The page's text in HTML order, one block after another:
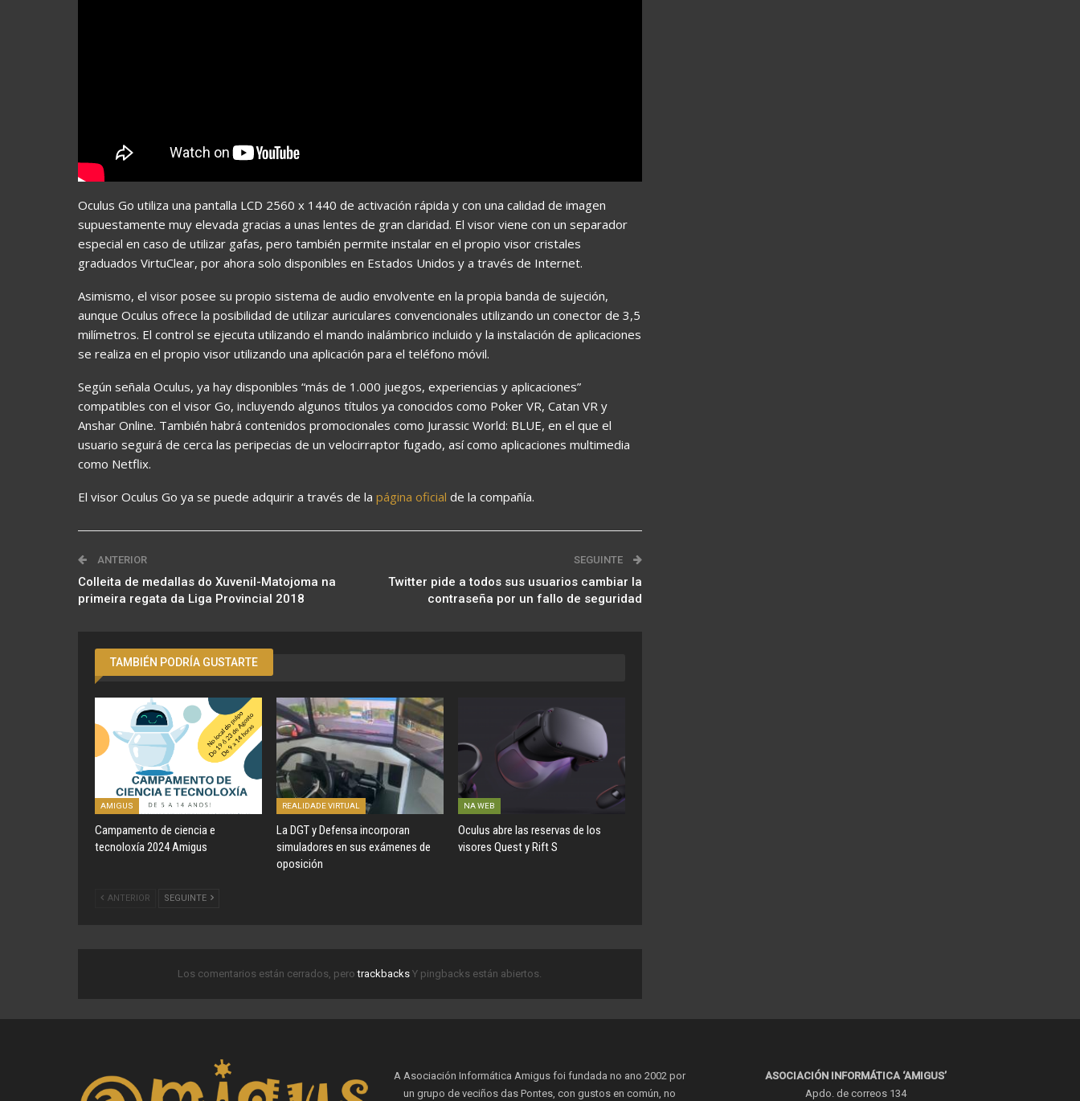
Oculus Go utiliza una pantalla LCD 2560 x 1440 de activación rápida y con una calidad de imagen
supuestamente muy elevada gracias a unas lentes de gran claridad. El visor viene con un separador
especial en caso de utilizar gafas, pero también permite instalar en el propio visor cristales
graduados VirtuClear, por ahora solo disponibles en Estados Unidos y a través de Internet.
Asimismo, el visor posee su propio sistema de audio envolvente en la propia banda de sujeción,
aunque Oculus ofrece la posibilidad de utilizar auriculares convencionales utilizando un conector de 3,5
milímetros. El control se ejecuta utilizando el mando inalámbrico incluido y la instalación de aplicaciones
se realiza en el propio visor utilizando una aplicación para el teléfono móvil.
Según señala Oculus, ya hay disponibles “más de 1.000 juegos, experiencias y aplicaciones”
compatibles con el visor Go, incluyendo algunos títulos ya conocidos como Poker VR, Catan VR y
Anshar Online. También habrá contenidos promocionales como Jurassic World: BLUE, en el que el
usuario seguirá de cerca las peripecias de un velocirraptor fugado, así como aplicaciones multimedia
como Netflix.
El visor Oculus Go ya se puede adquirir a través de la página oficial de la compañía.
ANTERIOR
Colleita de medallas do Xuvenil-Matojoma na
primeira regata da Liga Provincial 2018
SEGUINTE
Twitter pide a todos sus usuarios cambiar la
contraseña por un fallo de seguridad
TAMBIÉN PODRÍA GUSTARTE
AMIGUS
Campamento de ciencia e
tecnoloxía 2024 Amigus
REALIDADE VIRTUAL
La DGT y Defensa incorporan
simuladores en sus exámenes de
oposición
NA WEB
Oculus abre las reservas de los
visores Quest y Rift S
ANTERIOR SEGUINTE
Los comentarios están cerrados, perotrackbacksY pingbacks están abiertos.
A Asociación Informática Amigus foi fundada no ano 2002 por
un grupo de veciños das Pontes, con gustos en común, no
ASOCIACIÓN INFORMÁTICA ‘AMIGUS’
Apdo. de correos 134